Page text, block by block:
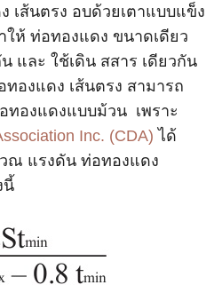
เส้นตรง อบด้วยเตาแบบแข็ง
ให้ ท่อทองแดง ขนาดเดียว
และ ใช้เดิน สสาร เดียวกัน
องแดง เส้นตรง สามารถ
ทองแดงแบบม้วน เพราะ
Inc. (CDA) ได้
ณ แรงดัน ท่อทองแดง
นี้